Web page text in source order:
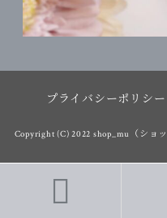
プライバシーポリシー
Copyright (C) 2022 shop_mu（ショ
